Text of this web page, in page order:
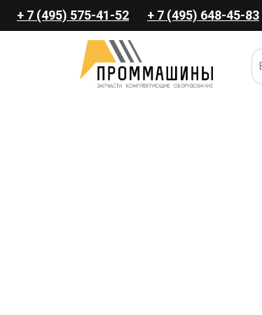
+ 7 (495) 575-41-52 + 7 (495) 648-45-83